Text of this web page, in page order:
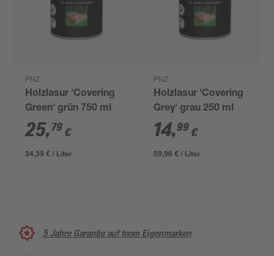
PNZ
Holzlasur 'Covering
Green' grün 750 ml
25,79 €
34,39 € / Liter
PNZ
Holzlasur 'Covering
Grey' grau 250 ml
14,99 €
59,96 € / Liter
5 Jahre Garantie auf toom Eigenmarken